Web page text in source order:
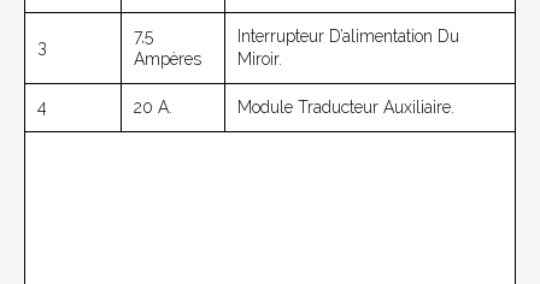
3
7,5
Ampères
Interrupteur D’alimentation Du
Miroir.
4 20 A. Module Traducteur Auxiliaire.